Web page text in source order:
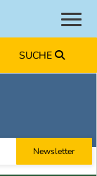
SUCHE
Newsletter